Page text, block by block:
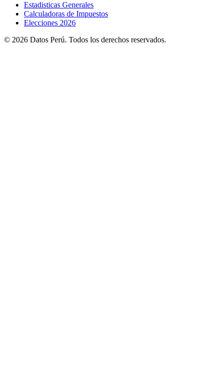
Estadisticas Generales
Calculadoras de Impuestos
Elecciones 2026
© 2026 Datos Perú. Todos los derechos reservados.